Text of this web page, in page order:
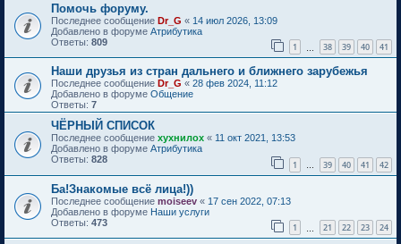
Помочь форуму.
Последнее сообщение Dr_G « 14 июл 2026, 13:09
Добавлено в форуме Атрибутика
Ответы: 809 1 38 39 40 41
Наши друзья из стран дальнего и ближнего зарубежья
Последнее сообщение Dr_G « 28 фев 2024, 11:12
Добавлено в форуме Общение
Ответы: 7
ЧЁРНЫЙ СПИСОК
Последнее сообщение хухнилох « 11 окт 2021, 13:53
Добавлено в форуме Атрибутика
Ответы: 828 1 … 39 40 41 42
Ба!Знакомые всё лица!))
Последнее сообщение moiseev « 17 сен 2022, 07:13
Добавлено в форуме Наши услуги
Ответы: 473 1 21 22 23 24